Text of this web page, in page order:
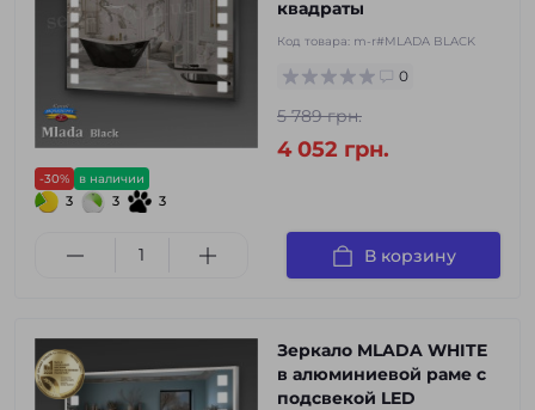
-30% в наличии
3 3 3
квадраты
Код товара: m-r#MLADA BLACK
0
5 789 грн.
4 052 грн.
В корзину
Зеркало MLADA WHITE
в алюминиевой раме с
подсвекой LED